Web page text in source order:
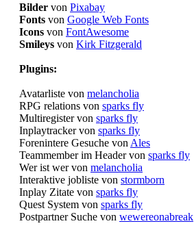
Bilder von Pixabay
Fonts von Google Web Fonts
Icons von FontAwesome
Smileys von Kirk Fitzgerald
Plugins:
Avatarliste von melancholia
RPG relations von sparks fly
Multiregister von sparks fly
Inplaytracker von sparks fly
Forenintere Gesuche von Ales
Teammember im Header von sparks fly
Wer ist wer von melancholia
Interaktive jobliste von stormborn
Inplay Zitate von sparks fly
Quest System von sparks fly
Postpartner Suche von wewereonabreak